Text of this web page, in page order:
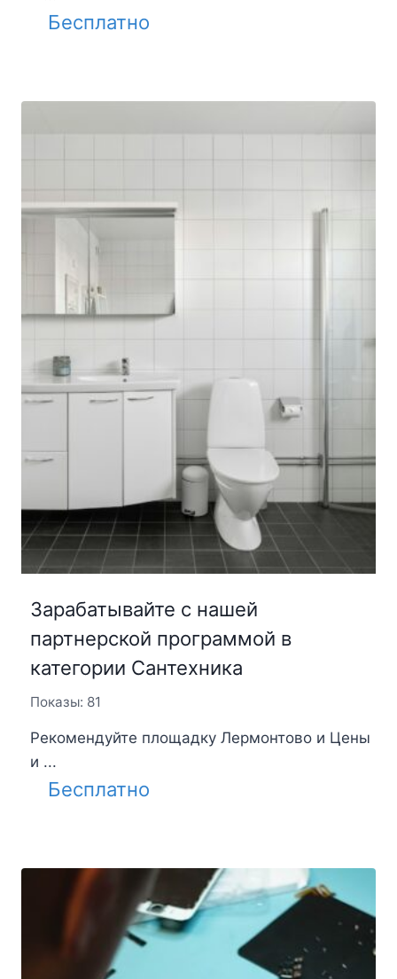
Бесплатно
Зарабатывайте с нашей
партнерской программой в
категории Сантехника
Показы: 81
Рекомендуйте площадку Лермонтово и Цены
и ...
Бесплатно